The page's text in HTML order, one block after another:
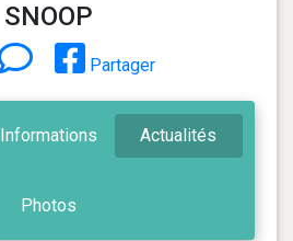
SNOOP
Partager
Informations Actualités
Photos